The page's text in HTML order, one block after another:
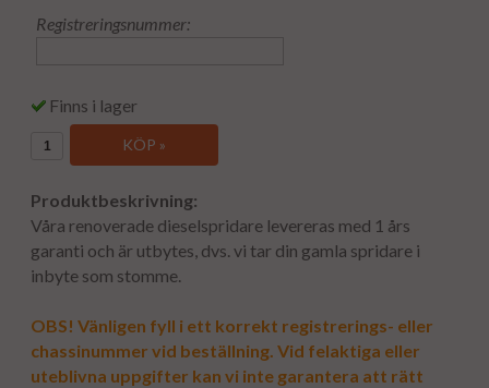
Registreringsnummer:
Finns i lager
KÖP »
Produktbeskrivning:
Våra renoverade dieselspridare levereras med 1 års
garanti och är utbytes, dvs. vi tar din gamla spridare i
inbyte som stomme.
OBS! Vänligen fyll i ett korrekt registrerings- eller
chassinummer vid beställning. Vid felaktiga eller
uteblivna uppgifter kan vi inte garantera att rätt